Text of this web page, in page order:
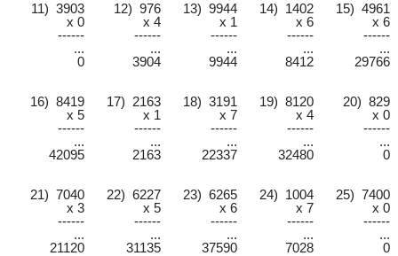
11) 3903 12) 976 13) 9944 14) 1402
15) 4961
x 0
x 4 x 1 x 6
x 6
------
------ ------ ------
------
...
... ... ...
...
0
3904 9944 8412 29766
16) 8419 17) 2163 18) 3191 19) 8120
20) 829
x 5
x 1 x 7 x 4
x 0
------
------ ------ ------
------
...
... ... ...
...
42095
2163 22337 32480 0
21) 7040 22) 6227 23) 6265 24) 1004
25) 7400
x 3
x 5 x 6 x 7
x 0
------
------ ------ ------
------
...
... ... ...
...
21120
31135 37590 7028 0